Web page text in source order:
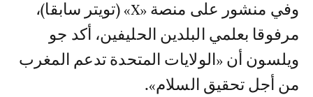
وفي منشور على منصة «X» (تويتر سابقا)،
مرفوقا بعلمي البلدين الحليفين، أكد جو
ويلسون أن «الولايات المتحدة تدعم المغرب
من أجل تحقيق السلام».